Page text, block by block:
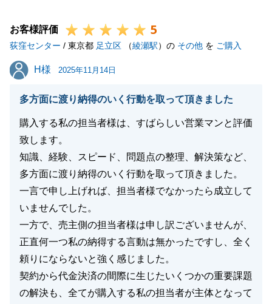
さいませ。
引き続きよろしくお願いいたします。
閉じる
お客様評価 5
荻窪センター / 東京都 足立区 （綾瀬駅）の その他 を ご購入
H様
H様 2025年11月14日
多方面に渡り納得のいく行動を取って頂きました
購入する私の担当者様は、すばらしい営業マンと評価
致します。
知識、経験、スピード、問題点の整理、解決策など、
多方面に渡り納得のいく行動を取って頂きました。
一言で申し上げれば、担当者様でなかったら成立して
いませんでした。
一方で、売主側の担当者様は申し訳ございませんが、
正直何一つ私の納得する言動は無かったですし、全く
頼りにならないと強く感じました。
契約から代金決済の間際に生じたいくつかの重要課題
の解決も、全てが購入する私の担当者が主体となって